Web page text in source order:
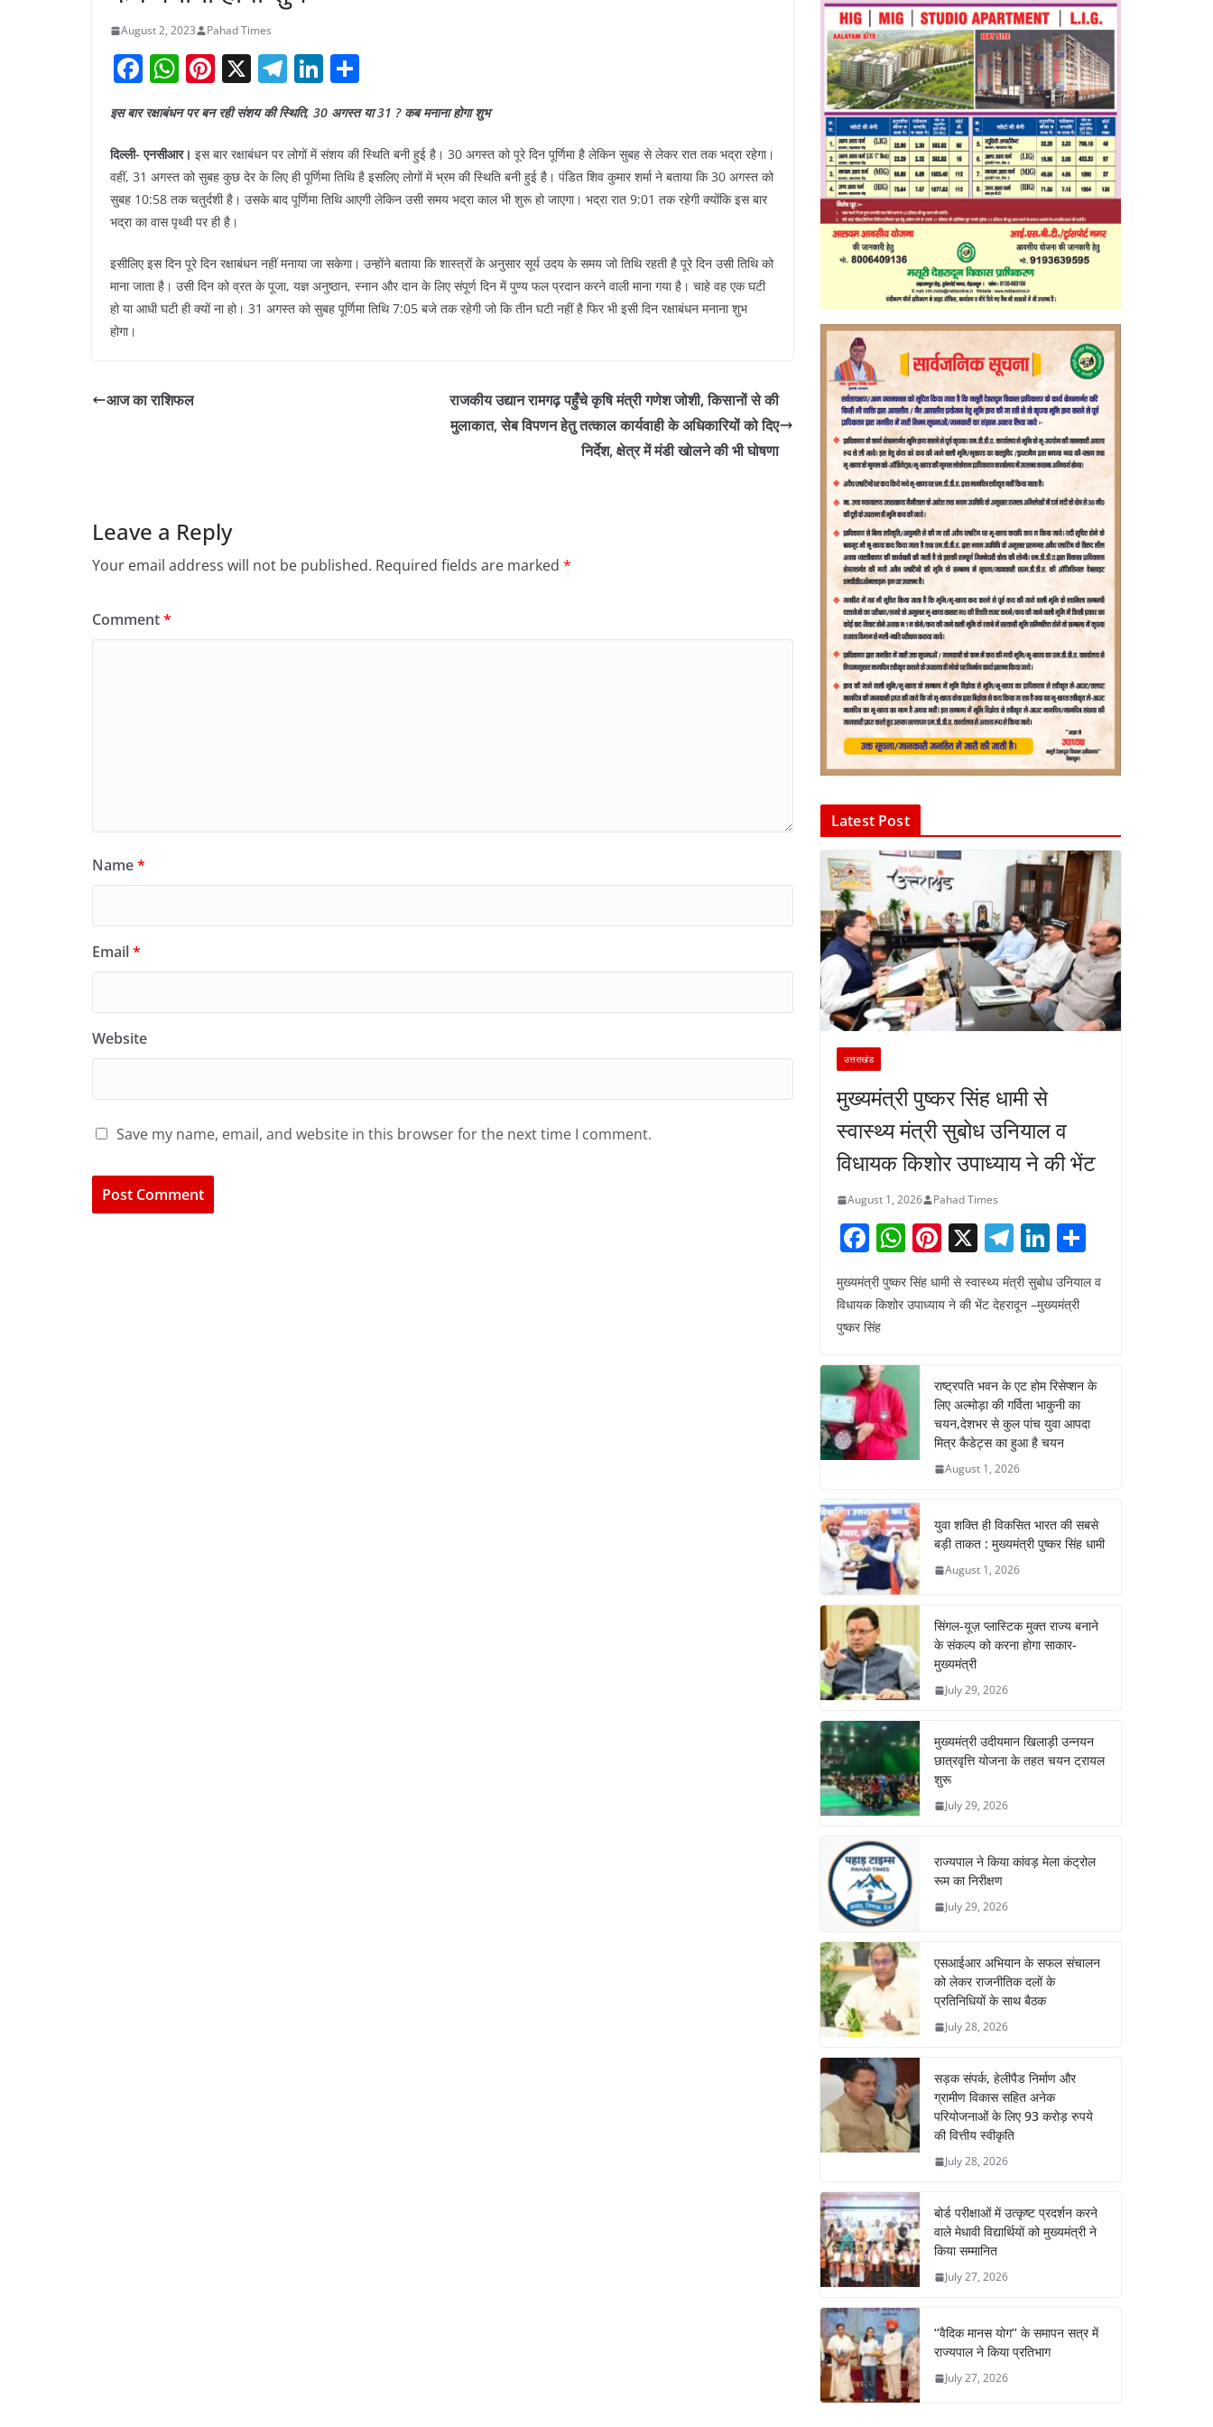
August 2, 2023 Pahad Times
F
c
e
b
o
k
W
at
s
A
p
Pi
nt
er
e
st
X T
el
e
gr
a
m
Li
k
e
dI
n
ar
e
इस बार रक्षाबंधन पर बन रही संशय की स्थिति, 30 अगस्त या 31 ? कब मनाना होगा शुभ
दिल्ली- एनसीआर। इस बार रक्षाबंधन पर लोगों में संशय की स्थिति बनी हुई है। 30 अगस्त को पूरे दिन पूर्णिमा है लेकिन सुबह से लेकर रात तक भद्रा रहेगा।
वहीं, 31 अगस्त को सुबह कुछ देर के लिए ही पूर्णिमा तिथि है इसलिए लोगों में भ्रम की स्थिति बनी हुई है। पंडित शिव कुमार शर्मा ने बताया कि 30 अगस्त को
सुबह 10:58 तक चतुर्दशी है। उसके बाद पूर्णिमा तिथि आएगी लेकिन उसी समय भद्रा काल भी शुरू हो जाएगा। भद्रा रात 9:01 तक रहेगी क्योंकि इस बार
भद्रा का वास पृथ्वी पर ही है।
इसीलिए इस दिन पूरे दिन रक्षाबंधन नहीं मनाया जा सकेगा। उन्होंने बताया कि शास्त्रों के अनुसार सूर्य उदय के समय जो तिथि रहती है पूरे दिन उसी तिथि को
माना जाता है। उसी दिन को व्रत के पूजा, यज्ञ अनुष्ठान, स्नान और दान के लिए संपूर्ण दिन में पुण्य फल प्रदान करने वाली माना गया है। चाहे वह एक घटी
हो या आधी घटी ही क्यों ना हो। 31 अगस्त को सुबह पूर्णिमा तिथि 7:05 बजे तक रहेगी जो कि तीन घटी नहीं है फिर भी इसी दिन रक्षाबंधन मनाना शुभ
होगा।
आज का राशिफल
राजकीय उद्यान रामगढ़ पहुँचे कृषि मंत्री गणेश जोशी, किसानों से की
मुलाकात, सेब विपणन हेतु तत्काल कार्यवाही के अधिकारियों को दिए
निर्देश, क्षेत्र में मंडी खोलने की भी घोषणा
Leave a Reply
Your email address will not be published. Required fields are marked *
Comment*
Name*
Email*
Website
Save my name, email, and website in this browser for the next time I comment.
Latest Post
उत्तराखंड
मुख्यमंत्री पुष्कर सिंह धामी से
स्वास्थ्य मंत्री सुबोध उनियाल व
विधायक किशोर उपाध्याय ने की भेंट
August 1, 2026 Pahad Times
F
a
c
e
o
o
k
W
h
at
p
Pi
nt
er
X T
el
e
gr
m
Li
n
k
n
ar
मुख्यमंत्री पुष्कर सिंह धामी से स्वास्थ्य मंत्री सुबोध उनियाल व
विधायक किशोर उपाध्याय ने की भेंट देहरादून –मुख्यमंत्री
पुष्कर सिंह
राष्ट्रपति भवन के एट होम रिसेप्शन के
लिए अल्मोड़ा की गर्विता भाकुनी का
चयन,देशभर से कुल पांच युवा आपदा
मित्र कैडेट्स का हुआ है चयन
August 1, 2026
युवा शक्ति ही विकसित भारत की सबसे
बड़ी ताकत : मुख्यमंत्री पुष्कर सिंह धामी
August 1, 2026
सिंगल-यूज़ प्लास्टिक मुक्त राज्य बनाने
के संकल्प को करना होगा साकार-
मुख्यमंत्री
July 29, 2026
मुख्यमंत्री उदीयमान खिलाड़ी उन्नयन
छात्रवृत्ति योजना के तहत चयन ट्रायल
शुरू
July 29, 2026
राज्यपाल ने किया कांवड़ मेला कंट्रोल
रूम का निरीक्षण
July 29, 2026
एसआईआर अभियान के सफल संचालन
को लेकर राजनीतिक दलों के
प्रतिनिधियों के साथ बैठक
July 28, 2026
सड़क संपर्क, हेलीपैड निर्माण और
ग्रामीण विकास सहित अनेक
परियोजनाओं के लिए 93 करोड़ रुपये
की वित्तीय स्वीकृति
July 28, 2026
बोर्ड परीक्षाओं में उत्कृष्ट प्रदर्शन करने
वाले मेधावी विद्यार्थियों को मुख्यमंत्री ने
किया सम्मानित
July 27, 2026
‘‘वैदिक मानस योग’’ के समापन सत्र में
राज्यपाल ने किया प्रतिभाग
July 27, 2026